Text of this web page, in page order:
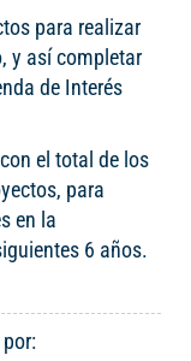
para realizar
y así completar
de Interés
el total de los
para
en la
6 años.